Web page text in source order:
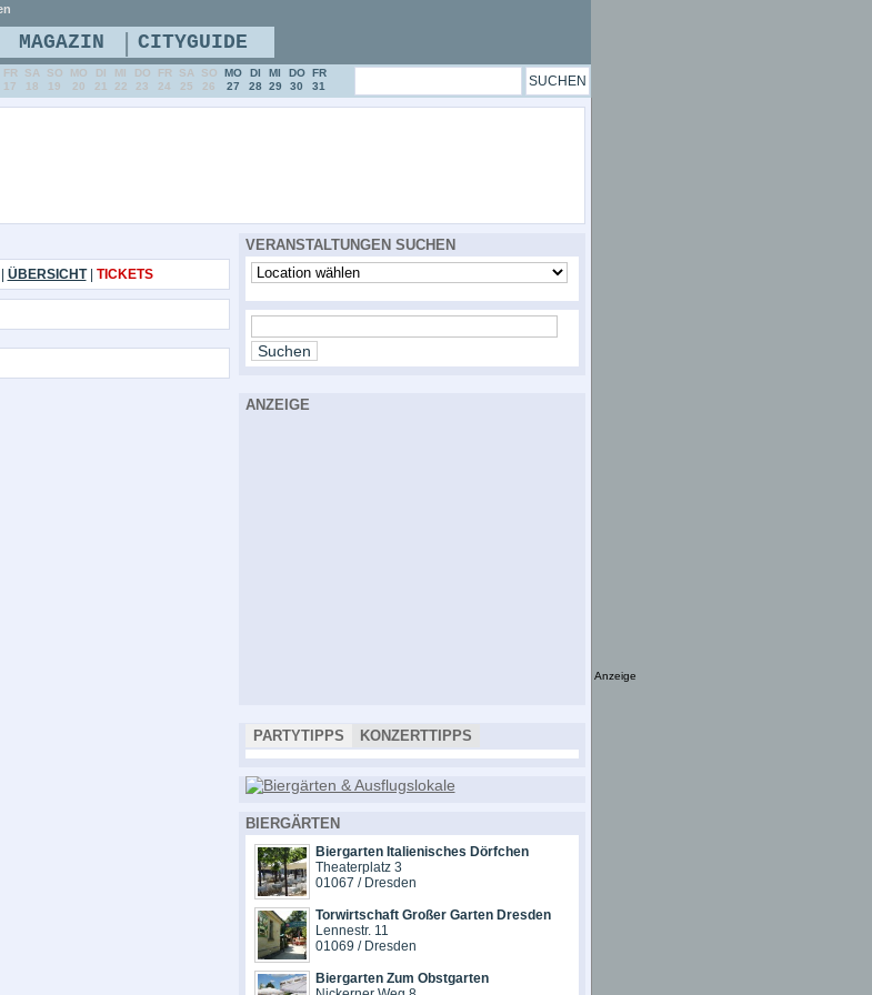
ÜBERSICHT| TICKETS
VERANSTALTUNGEN SUCHEN
ANZEIGE
PARTYTIPPS KONZERTTIPPS
BIERGÄRTEN
Biergarten Italienisches Dörfchen
Theaterplatz 3
01067 / Dresden
Torwirtschaft Großer Garten Dresden
Lennestr. 11
01069 / Dresden
Biergarten Zum Obstgarten
MAGAZIN | CITYGUIDE
FR
17
SA
18
SO
19
MO
20
DI
21
MI
22
DO
23
FR
24
SA
25
SO
26
MO
27
DI
28
MI
29
DO
30
FR
31
Anzeige